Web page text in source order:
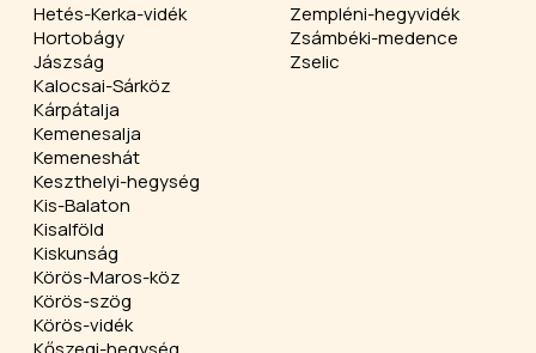
Hetés-Kerka-vidék
Hortobágy
Jászság
Kalocsai-Sárköz
Kárpátalja
Kemenesalja
Kemeneshát
Keszthelyi-hegység
Kis-Balaton
Kisalföld
Kiskunság
Körös-Maros-köz
Körös-szög
Körös-vidék
Zempléni-hegyvidék
Zsámbéki-medence
Zselic